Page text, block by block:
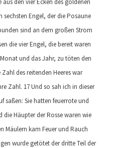
den vier Ecken des goldenen
Engel, der die Posaune
sind an dem großen Strom
die vier Engel, die bereit waren
und das Jahr, zu töten den
des reitenden Heeres war
Zahl. 17 Und so sah ich in dieser
saßen: Sie hatten feuerrote und
die Häupter der Rosse waren wie
Mäulern kam Feuer und Rauch
wurde getötet der dritte Teil der